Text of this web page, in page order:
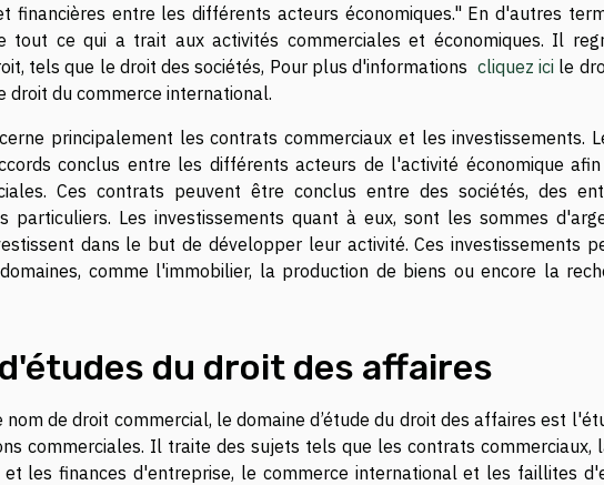
financières entre les différents acteurs économiques." En d'autres
tout ce qui a trait aux activités commerciales et économiques. Il
tels que le droit des sociétés, Pour plus d'informations cliquez ici le
droit du commerce international.
principalement les contrats commerciaux et les investissements.
conclus entre les différents acteurs de l'activité économique
Ces contrats peuvent être conclus entre des sociétés, des
particuliers. Les investissements quant à eux, sont les sommes
dans le but de développer leur activité. Ces investissements
comme l'immobilier, la production de biens ou encore la
du droit des affaires
de droit commercial, le domaine d’étude du droit des affaires est
commerciales. Il traite des sujets tels que les contrats commerciaux,
les finances d'entreprise, le commerce international et les faillites